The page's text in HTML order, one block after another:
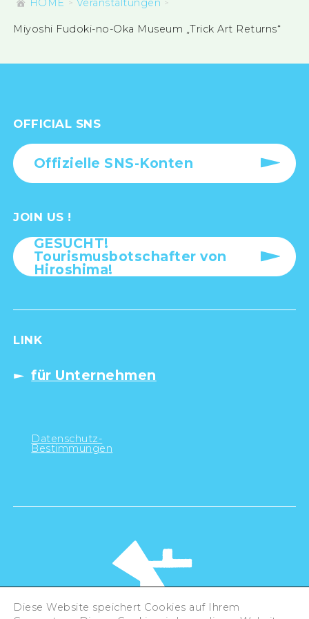
Miyoshi Fudoki-no-Oka Museum „Trick Art Returns“
OFFICIAL SNS
Offizielle SNS-Konten
JOIN US !
GESUCHT!
Tourismusbotschafter von
Hiroshima!
LINK
für Unternehmen
Datenschutz-
Bestimmungen
Diese Website speichert Cookies auf Ihrem